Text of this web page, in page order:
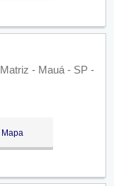
- Mauá - SP -